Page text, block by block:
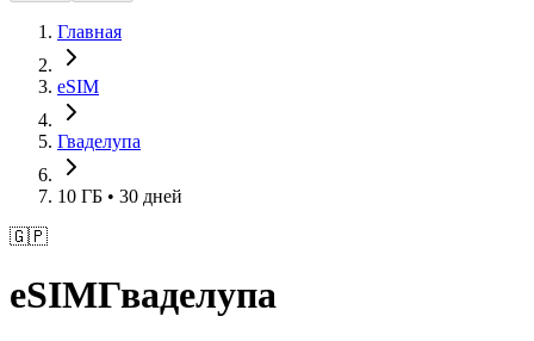
Главная
eSIM
Гваделупа
10 ГБ • 30 дней
🇬🇵
eSIMГваделупа